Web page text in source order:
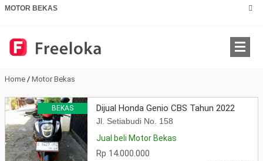
MOTOR BEKAS
Home / Motor Bekas
BEKAS Dijual Honda Genio CBS Tahun 2022
Jl. Setiabudi No. 158
Jual beli Motor Bekas
Rp 14.000.000